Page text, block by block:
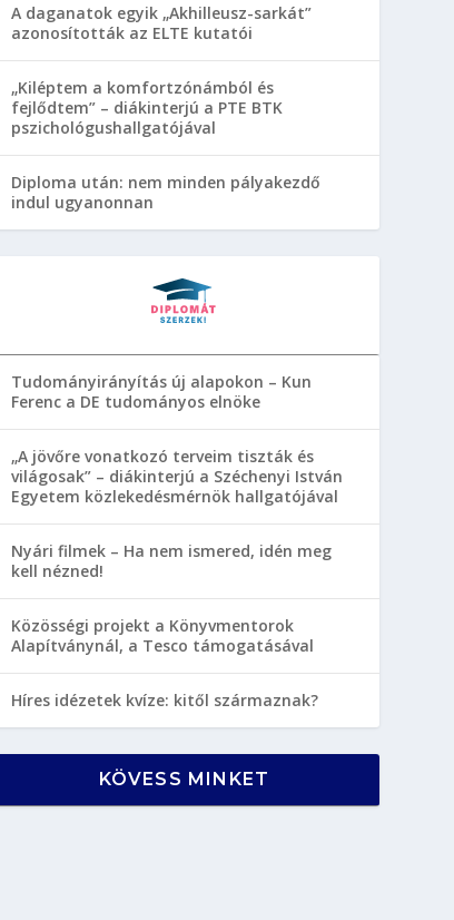
A daganatok egyik „Akhilleusz-sarkát”
azonosították az ELTE kutatói
„Kiléptem a komfortzónámból és
fejlődtem” – diákinterjú a PTE BTK
pszichológushallgatójával
Diploma után: nem minden pályakezdő
indul ugyanonnan
Tudományirányítás új alapokon – Kun
Ferenc a DE tudományos elnöke
„A jövőre vonatkozó terveim tiszták és
világosak” – diákinterjú a Széchenyi István
Egyetem közlekedésmérnök hallgatójával
Nyári filmek – Ha nem ismered, idén meg
kell nézned!
Közösségi projekt a Könyvmentorok
Alapítványnál, a Tesco támogatásával
Híres idézetek kvíze: kitől származnak?
KÖVESS MINKET